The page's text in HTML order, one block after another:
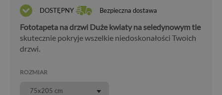
DOSTĘPNY Bezpieczna dostawa
Fototapeta na drzwi Duże kwiaty na seledynowym tle
skutecznie pokryje wszelkie niedoskonałości Twoich
drzwi.
ROZMIAR
75x205 cm